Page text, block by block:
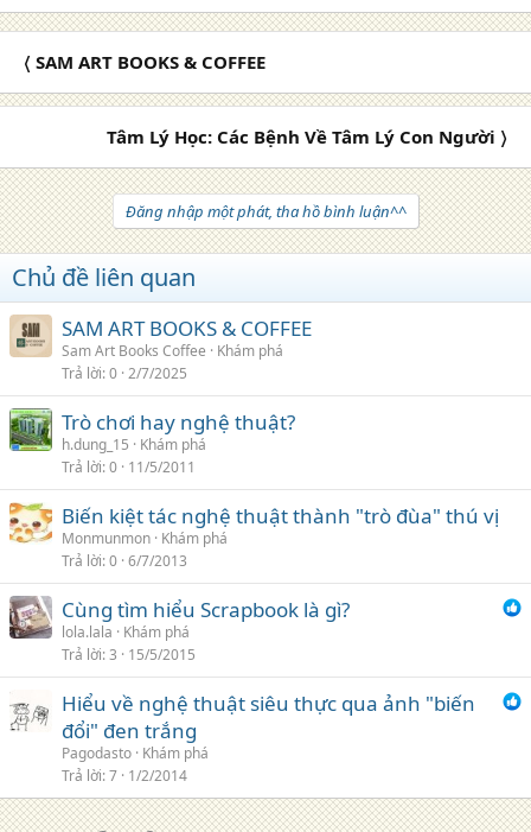
〈 SAM ART BOOKS & COFFEE
Tâm Lý Học: Các Bệnh Về Tâm Lý Con Người 〉
Đăng nhập một phát, tha hồ bình luận^^
Chủ đề liên quan
SAM ART BOOKS & COFFEE
Sam Art Books Coffee
Khám phá
Trả lời 0 2/7/2025
Trò chơi hay nghệ thuật?
h.dung_15
Khám phá
Trả lời 0 11/5/2011
Biến kiệt tác nghệ thuật thành "trò đùa" thú vị
Monmunmon Khám phá
Trả lời 0 6/7/2013
Cùng tìm hiểu Scrapbook là gì?
lola.lala
Khám phá
Trả lời 3 15/5/2015
Hiểu về nghệ thuật siêu thực qua ảnh "biến
đổi" đen trắng
Pagodasto Khám phá
Trả lời 7 1/2/2014